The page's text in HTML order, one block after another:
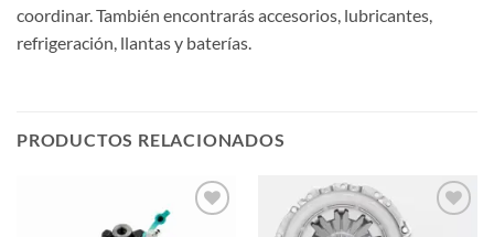
coordinar. También encontrarás accesorios, lubricantes,
refrigeración, llantas y baterías.
PRODUCTOS RELACIONADOS